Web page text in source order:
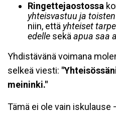
Ringettejaostossa
yhteisvastuu ja
niin, että yhteiset
edelle sekä apua saa
Yhdistävänä voimana
selkeä viesti:
meininki."
Tämä ei ole vain